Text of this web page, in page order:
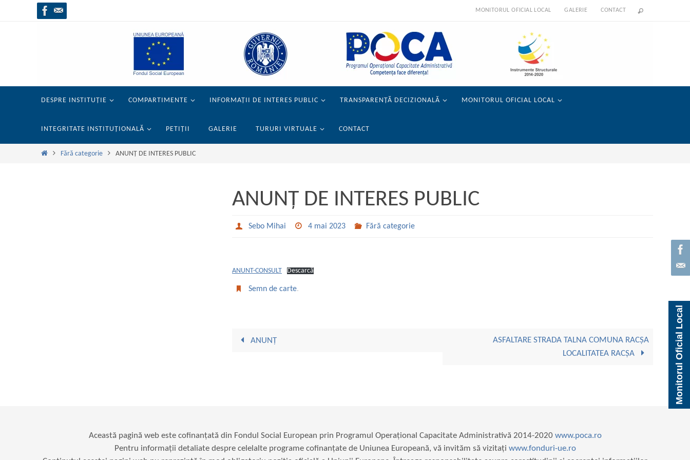
MONITORUL OFICIAL LOCAL GALERIE CONTACT
DESPRE INSTITUȚIE COMPARTIMENTE INFORMAȚII DE INTERES PUBLIC TRANSPARENȚĂ DECIZIONALĂ MONITORUL OFICIAL LOCAL
INTEGRITATE INSTITUȚIONALĂ PETIȚII GALERIE TURURI VIRTUALE CONTACT
PrimaFără categorie ANUNȚ DE INTERES PUBLIC
ANUNȚ DE INTERES PUBLIC
Sebo Mihai 4 mai 2023 Fără categorie
ANUNT-CONSULT Descarcă
Semn de carte.
ANUNȚ
ASFALTARE STRADA TALNA COMUNA RACȘA
LOCALITATEA RACȘA
Această pagină web este cofinanțată din Fondul Social European prin Programul Operațional Capacitate Administrativă 2014-2020 www.poca.ro
Pentru informații detaliate despre celelalte programe cofinanțate de Uniunea Europeană, vă invităm să vizitați www.fonduri-ue.ro
Monitorul Oficial Local